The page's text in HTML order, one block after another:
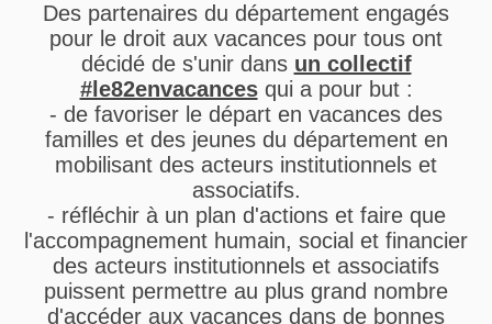
Des partenaires du département engagés
pour le droit aux vacances pour tous ont
décidé de s'unir dans un collectif
#le82envacancesqui a pour but :
- de favoriser le départ en vacances des
familles et des jeunes du département en
mobilisant des acteurs institutionnels et
associatifs.
- réfléchir à un plan d'actions et faire que
l'accompagnement humain, social et financier
des acteurs institutionnels et associatifs
puissent permettre au plus grand nombre
d'accéder aux vacances dans de bonnes